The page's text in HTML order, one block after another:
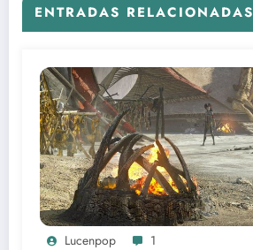
ENTRADAS RELACIONADAS
Lucenpop 1